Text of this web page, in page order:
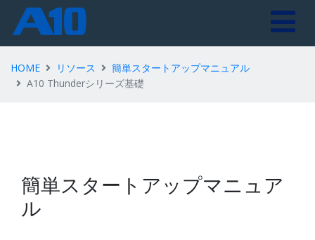
HOME リソース
簡単スタートアップマニュアル
A10 Thunderシリーズ基礎
簡単スタートアップマニュア
ル